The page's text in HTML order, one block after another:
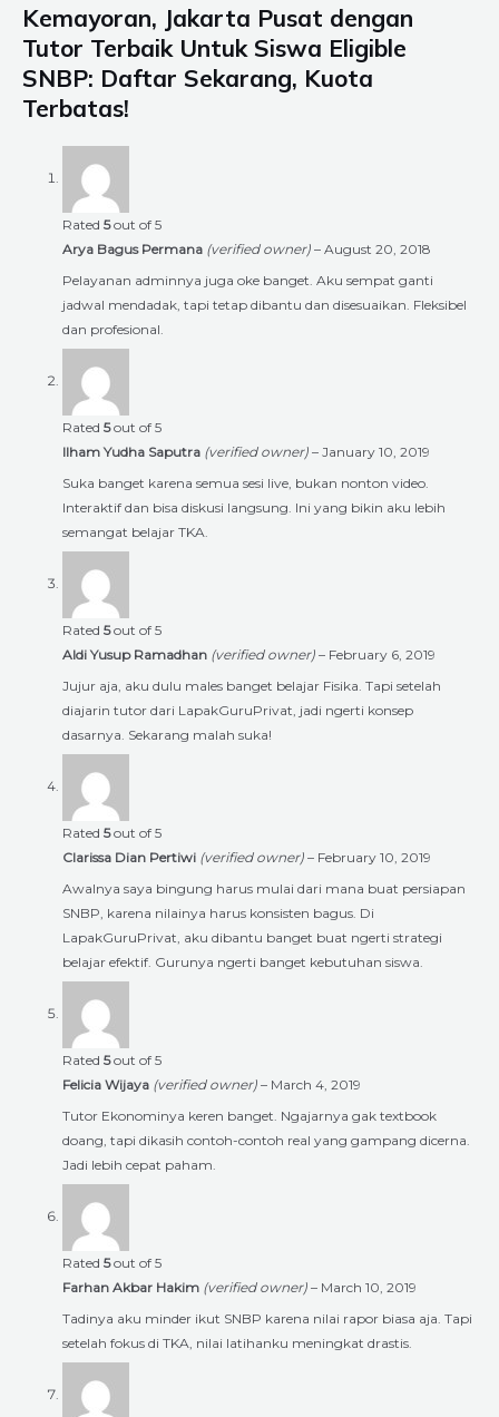
Kemayoran, Jakarta Pusat dengan
Tutor Terbaik Untuk Siswa Eligible
SNBP: Daftar Sekarang, Kuota
Terbatas!
Rated 5out of 5
Arya Bagus Permana (verified owner) – August 20, 2018
Pelayanan adminnya juga oke banget. Aku sempat ganti
jadwal mendadak, tapi tetap dibantu dan disesuaikan. Fleksibel
dan profesional.
Rated 5out of 5
Ilham Yudha Saputra (verified owner) – January 10, 2019
Suka banget karena semua sesi live, bukan nonton video.
Interaktif dan bisa diskusi langsung. Ini yang bikin aku lebih
semangat belajar TKA.
Rated 5out of 5
Aldi Yusup Ramadhan (verified owner) – February 6, 2019
Jujur aja, aku dulu males banget belajar Fisika. Tapi setelah
diajarin tutor dari LapakGuruPrivat, jadi ngerti konsep
dasarnya. Sekarang malah suka!
Rated 5out of 5
Clarissa Dian Pertiwi (verified owner) – February 10, 2019
Awalnya saya bingung harus mulai dari mana buat persiapan
SNBP, karena nilainya harus konsisten bagus. Di
LapakGuruPrivat, aku dibantu banget buat ngerti strategi
belajar efektif. Gurunya ngerti banget kebutuhan siswa.
Rated 5out of 5
Felicia Wijaya (verified owner) – March 4, 2019
Tutor Ekonominya keren banget. Ngajarnya gak textbook
doang, tapi dikasih contoh-contoh real yang gampang dicerna.
Jadi lebih cepat paham.
Rated 5out of 5
Farhan Akbar Hakim (verified owner) – March 10, 2019
Tadinya aku minder ikut SNBP karena nilai rapor biasa aja. Tapi
setelah fokus di TKA, nilai latihanku meningkat drastis.